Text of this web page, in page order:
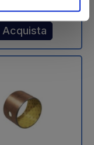
Acquista